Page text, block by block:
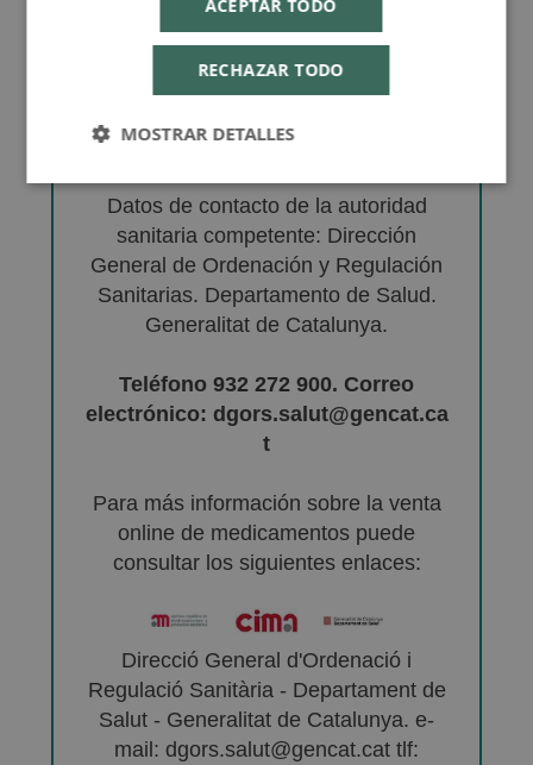
Datos de contacto de la autoridad
sanitaria competente: Dirección
General de Ordenación y Regulación
Sanitarias. Departamento de Salud.
Generalitat de Catalunya.
Teléfono 932 272 900. Correo
electrónico: dgors.salut@gencat.ca
t
Para más información sobre la venta
online de medicamentos puede
consultar los siguientes enlaces:
Direcció General d'Ordenació i
Regulació Sanitària - Departament de
Salut - Generalitat de Catalunya. e-
mail: dgors.salut@gencat.cat tlf:
ACEPTAR TODO
RECHAZAR TODO
MOSTRAR DETALLES